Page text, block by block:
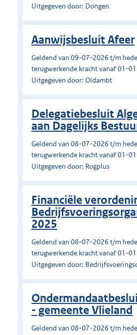
Uitgegeven door: Dongen
Aanwijsbesluit Afeer
Geldend van 09-07-2026 t/m
terugwerkende kracht vanaf 01-
Uitgegeven door: Oldambt
Delegatiebesluit
aan Dagelijks
Geldend van 08-07-2026 t/m
terugwerkende kracht vanaf 01-
Uitgegeven door: Rogplus
Financiële
2025
Geldend van 08-07-2026 t/m
terugwerkende kracht vanaf 01-
Uitgegeven door:
- gemeente Vlieland
Geldend van 08-07-2026 t/m